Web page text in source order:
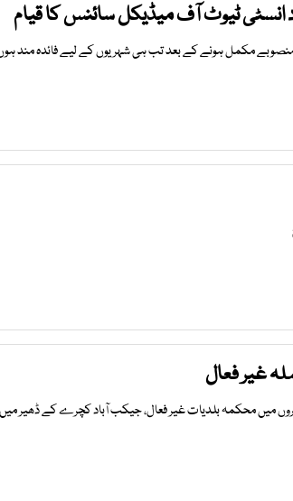
انسٹی ٹیوٹ آف میڈیکل سائنس کا قیام
منصوبے مکمل ہونے کے بعد تب ہی شہریوں کے لیے فائدہ مند
غیر فعال
میں محکمہ بلدیات غیر فعال، جیکب آباد کچرے کے ڈھیر میں